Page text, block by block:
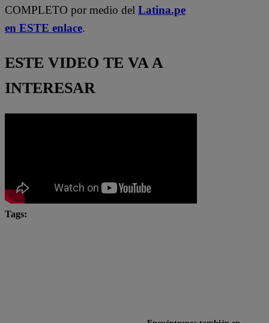
COMPLETO por medio del Latina.pe
en ESTE enlace.
ESTE VIDEO TE VA A
INTERESAR
Tags: